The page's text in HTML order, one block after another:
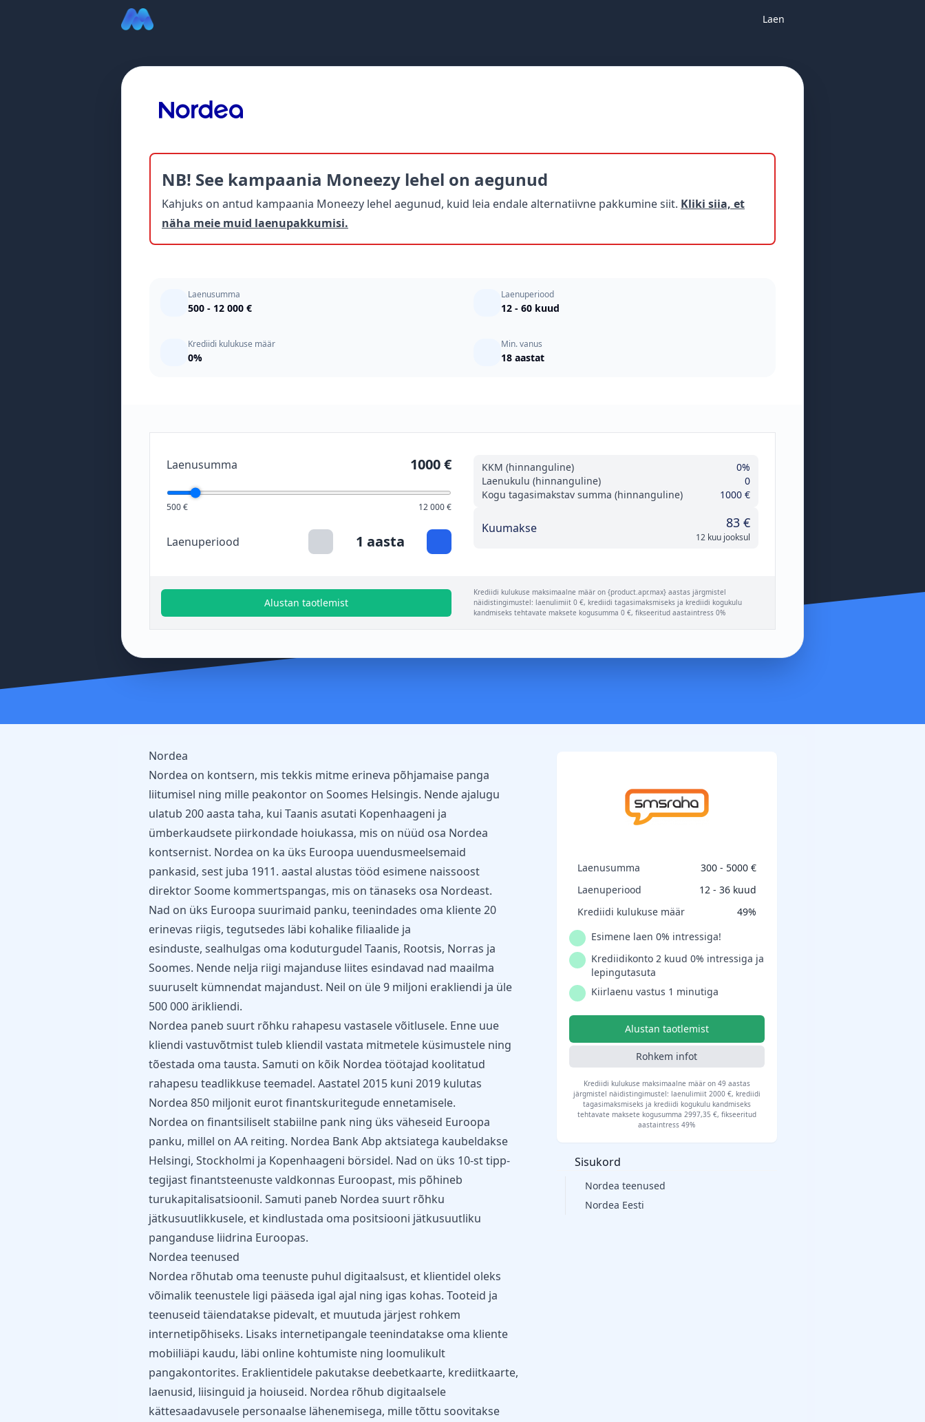
Laen
NB! See kampaania Moneezy lehel on aegunud
Kahjuks on antud kampaania Moneezy lehel aegunud, kuid leia endale alternatiivne pakkumine siit. Kliki siia, et
näha meie muid laenupakkumisi.
Laenusumma
500 - 12 000 €
Laenuperiood
12 - 60 kuud
Krediidi kulukuse määr
0%
Min. vanus
18 aastat
Laenusumma 1000 €
500 € 12 000 €
Laenuperiood 1 aasta
KKM (hinnanguline)
0%
Laenukulu (hinnanguline)
0
Kogu tagasimakstav summa (hinnanguline)
1000 €
Kuumakse 83 €
12 kuu jooksul
Alustan taotlemist
Krediidi kulukuse maksimaalne määr on {product.apr.max} aastas järgmistel
näidistingimustel: laenulimiit 0 €, krediidi tagasimaksmiseks ja krediidi kogukulu
kandmiseks tehtavate maksete kogusumma 0 €, fikseeritud aastaintress 0%
Laenusumma
300 - 5000 €
Laenuperiood
12 - 36 kuud
Krediidi kulukuse määr
49%
Esimene laen 0% intressiga!
Krediidikonto 2 kuud 0% intressiga ja
lepingutasuta
Kiirlaenu vastus 1 minutiga
Rohkem infot
Alustan taotlemist
Krediidi kulukuse maksimaalne määr on 49 aastas
järgmistel näidistingimustel: laenulimiit 2000 €, krediidi
tagasimaksmiseks ja krediidi kogukulu kandmiseks
tehtavate maksete kogusumma 2997,35 €, fikseeritud
aastaintress 49%
Sisukord
Nordea teenused
Nordea Eesti
Nordea
Nordea on kontsern, mis tekkis mitme erineva põhjamaise panga
liitumisel ning mille peakontor on Soomes Helsingis. Nende ajalugu
ulatub 200 aasta taha, kui Taanis asutati Kopenhaageni ja
ümberkaudsete piirkondade hoiukassa, mis on nüüd osa Nordea
kontsernist. Nordea on ka üks Euroopa uuendusmeelsemaid
pankasid, sest juba 1911. aastal alustas tööd esimene naissoost
direktor Soome kommertspangas, mis on tänaseks osa Nordeast.
Nad on üks Euroopa suurimaid panku, teenindades oma kliente 20
erinevas riigis, tegutsedes läbi kohalike filiaalide ja
esinduste, sealhulgas oma koduturgudel Taanis, Rootsis, Norras ja
Soomes. Nende nelja riigi majanduse liites esindavad nad maailma
suuruselt kümnendat majandust. Neil on üle 9 miljoni erakliendi ja üle
500 000 ärikliendi.
Nordea paneb suurt rõhku rahapesu vastasele võitlusele. Enne uue
kliendi vastuvõtmist tuleb kliendil vastata mitmetele küsimustele ning
tõestada oma tausta. Samuti on kõik Nordea töötajad koolitatud
rahapesu teadlikkuse teemadel. Aastatel 2015 kuni 2019 kulutas
Nordea 850 miljonit eurot finantskuritegude ennetamisele.
Nordea on finantsiliselt stabiilne pank ning üks väheseid Euroopa
panku, millel on AA reiting. Nordea Bank Abp aktsiatega kaubeldakse
Helsingi, Stockholmi ja Kopenhaageni börsidel. Nad on üks 10-st tipp-
tegijast finantsteenuste valdkonnas Euroopast, mis põhineb
turukapitalisatsioonil. Samuti paneb Nordea suurt rõhku
jätkusuutlikkusele, et kindlustada oma positsiooni jätkusuutliku
panganduse liidrina Euroopas.
Nordea teenused
Nordea rõhutab oma teenuste puhul digitaalsust, et klientidel oleks
võimalik teenustele ligi pääseda igal ajal ning igas kohas. Tooteid ja
teenuseid täiendatakse pidevalt, et muutuda järjest rohkem
internetipõhiseks. Lisaks internetipangale teenindatakse oma kliente
mobiiliäpi kaudu, läbi online kohtumiste ning loomulikult
pangakontorites. Eraklientidele pakutakse deebetkaarte, krediitkaarte,
laenusid, liisinguid ja hoiuseid. Nordea rõhub digitaalsele
kättesaadavusele personaalse lähenemisega, mille tõttu soovitakse